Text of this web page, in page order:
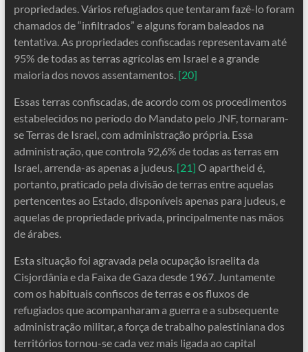
propriedades. Vários refugiados que tentaram fazê-lo foram
chamados de “infiltrados” e alguns foram baleados na
tentativa. As propriedades confiscadas representavam até
95% de todas as terras agrícolas em Israel e a grande
maioria dos novos assentamentos. [20]
Essas terras confiscadas, de acordo com os procedimentos
estabelecidos no período do Mandato pelo JNF, tornaram-
se Terras de Israel, com administração própria. Essa
administração, que controla 92,6% de todas as terras em
Israel, arrenda-as apenas a judeus. [21] O apartheid é,
portanto, praticado pela divisão de terras entre aquelas
pertencentes ao Estado, disponíveis apenas para judeus, e
aquelas de propriedade privada, principalmente nas mãos
de árabes.
Esta situação foi agravada pela ocupação israelita da
Cisjordânia e da Faixa de Gaza desde 1967. Juntamente
com os habituais confiscos de terras e os fluxos de
refugiados que acompanharam a guerra e a subsequente
administração militar, a força de trabalho palestiniana dos
territórios tornou-se cada vez mais ligada ao capital